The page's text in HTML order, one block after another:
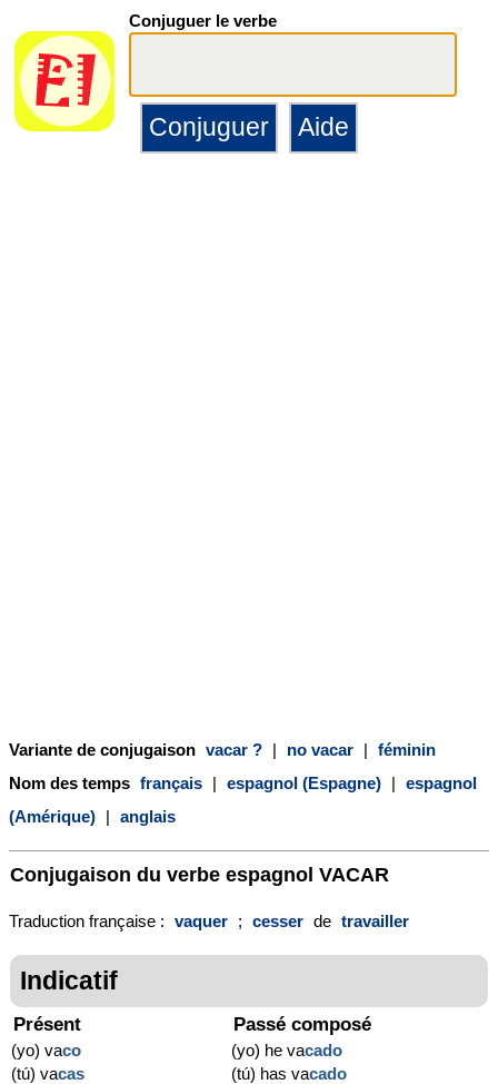
Conjuguer le verbe
Variante de conjugaison vacar ? | no vacar | féminin
Nom des temps français | espagnol (Espagne) | espagnol
(Amérique) | anglais
Conjugaison du verbe espagnol VACAR
Traduction française : vaquer ; cesser de travailler
Indicatif
Présent
(yo) vaco
(tú) vacas
Passé composé
(yo) he vacado
(tú) has vacado